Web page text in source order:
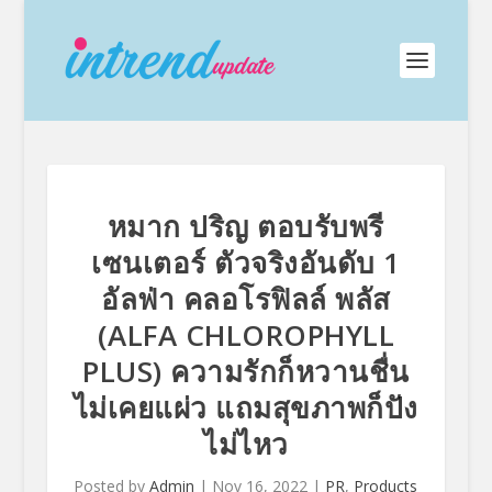
หมาก ปริญ ตอบรับพรี
เซนเตอร์ ตัวจริงอันดับ 1
อัลฟ่า คลอโรฟิลล์ พลัส
(ALFA CHLOROPHYLL
PLUS) ความรักก็หวานชื่น
ไม่เคยแผ่ว แถมสุขภาพก็ปัง
ไม่ไหว
Posted byAdmin | Nov 16, 2022 | PR, Products